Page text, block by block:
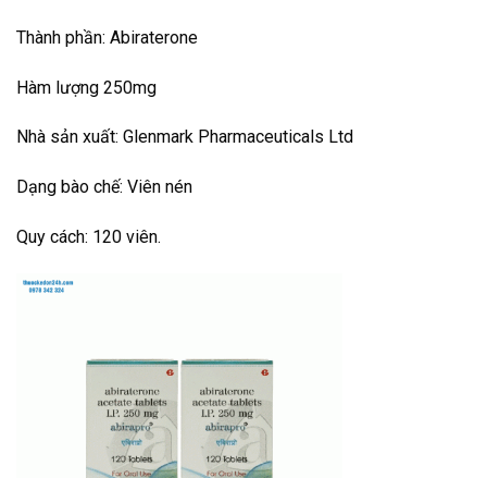
Thành phần: Abiraterone
Hàm lượng 250mg
Nhà sản xuất: Glenmark Pharmaceuticals Ltd
Dạng bào chế: Viên nén
Quy cách: 120 viên.